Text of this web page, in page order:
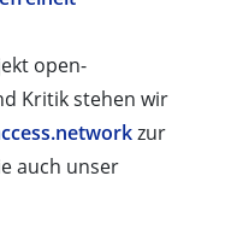
open-
Kritik stehen wir
zur
auch unser